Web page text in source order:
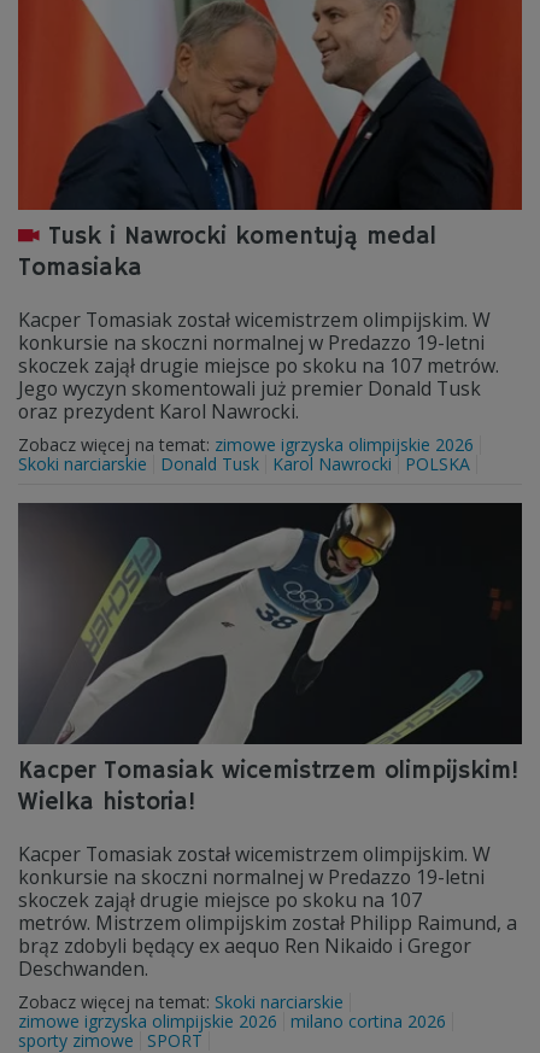
Tusk i Nawrocki komentują medal
Tomasiaka
Kacper Tomasiak został wicemistrzem olimpijskim. W
konkursie na skoczni normalnej w Predazzo 19-letni
skoczek zajął drugie miejsce po skoku na 107 metrów.
Jego wyczyn skomentowali już premier Donald Tusk
oraz prezydent Karol Nawrocki.
Zobacz więcej na temat: zimowe igrzyska olimpijskie 2026
Skoki narciarskie
Donald Tusk Karol Nawrocki POLSKA
Kacper Tomasiak wicemistrzem olimpijskim!
Wielka historia!
Kacper Tomasiak został wicemistrzem olimpijskim. W
konkursie na skoczni normalnej w Predazzo 19-letni
skoczek zajął drugie miejsce po skoku na 107
metrów. Mistrzem olimpijskim został Philipp Raimund, a
brąz zdobyli będący ex aequo Ren Nikaido i Gregor
Deschwanden.
Zobacz więcej na temat: Skoki narciarskie
zimowe igrzyska olimpijskie 2026
milano cortina 2026
sporty zimowe
SPORT